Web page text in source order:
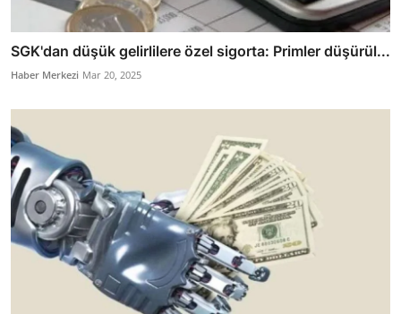
SGK'dan düşük gelirlilere özel sigorta: Primler düşürül...
Haber Merkezi Mar 20, 2025